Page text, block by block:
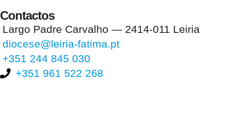
Contactos
Largo Padre Carvalho — 2414-011 Leiria
diocese@leiria-fatima.pt
+351 244 845 030
+351 961 522 268